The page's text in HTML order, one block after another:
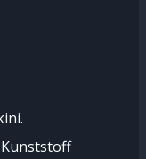
Kunststoff